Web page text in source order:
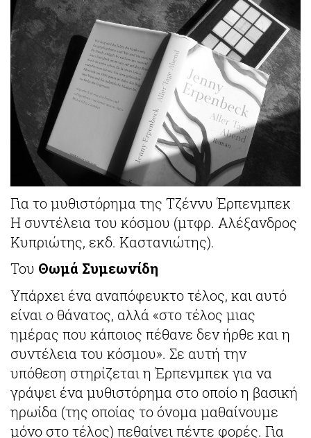
Για το μυθιστόρημα της Τζέννυ Έρπενμπεκ
Η συντέλεια του κόσμου (μτφρ. Αλέξανδρος
Κυπριώτης, εκδ. Καστανιώτης).
Του Θωμά Συμεωνίδη
Υπάρχει ένα αναπόφευκτο τέλος, και αυτό
είναι ο θάνατος, αλλά «στο τέλος μιας
ημέρας που κάποιος πέθανε δεν ήρθε και η
συντέλεια του κόσμου». Σε αυτή την
υπόθεση στηρίζεται η Έρπενμπεκ για να
γράψει ένα μυθιστόρημα στο οποίο η βασική
ηρωίδα (της οποίας το όνομα μαθαίνουμε
μόνο στο τέλος) πεθαίνει πέντε φορές. Για